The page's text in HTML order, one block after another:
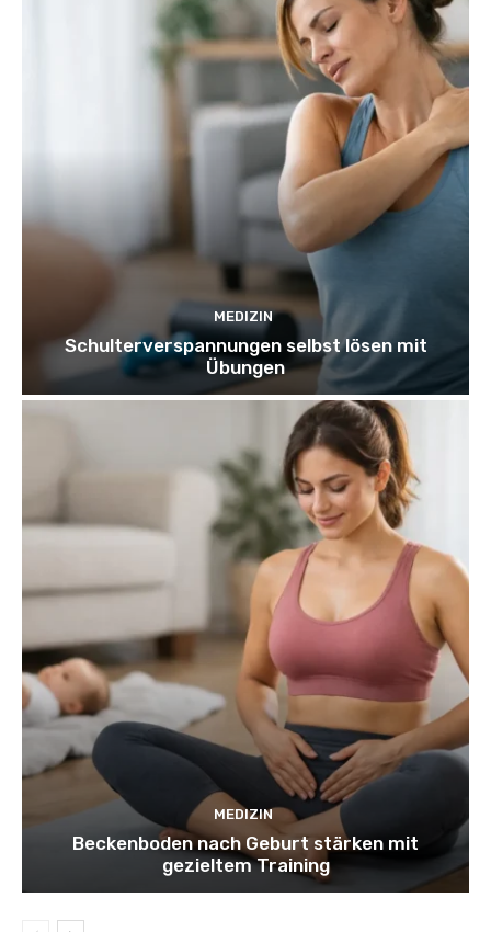
MEDIZIN
Schulterverspannungen selbst lösen mit
Übungen
MEDIZIN
Beckenboden nach Geburt stärken mit
gezieltem Training